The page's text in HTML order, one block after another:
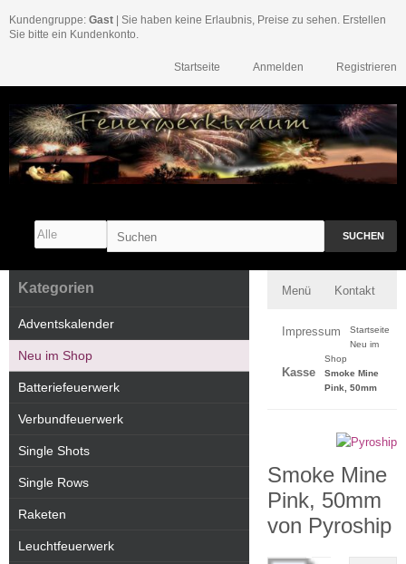
Kundengruppe: Gast | Sie haben keine Erlaubnis, Preise zu sehen. Erstellen
Sie bitte ein Kundenkonto.
Registrieren
Anmelden
Startseite
SUCHEN
Menü Kontakt
Impressum
Kasse
Startseite
Neu im
Shop
Smoke Mine
Pink, 50mm
Smoke Mine
Pink, 50mm
von Pyroship
Kategorien
Adventskalender
Neu im Shop
Batteriefeuerwerk
Verbundfeuerwerk
Single Shots
Single Rows
Raketen
Leuchtfeuerwerk